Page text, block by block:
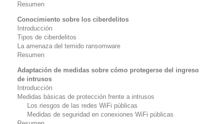
Resumen
Conocimiento sobre los ciberdelitos
Introducción
Tipos de ciberdelitos
La amenaza del temido ransomware
Resumen
Adaptación de medidas sobre cómo protegerse del ingreso
de intrusos
Introducción
Medidas básicas de protección frente a intrusos
Los riesgos de las redes WiFi públicas
Medidas de seguridad en conexiones WiFi públicas